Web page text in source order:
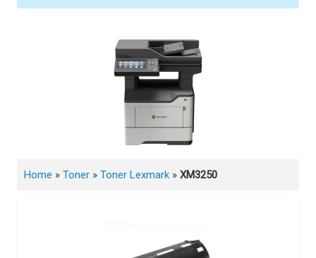
Home » Toner » Toner Lexmark » XM3250